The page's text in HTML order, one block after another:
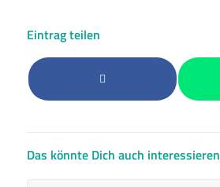
Eintrag teilen
Das könnte Dich auch interessieren